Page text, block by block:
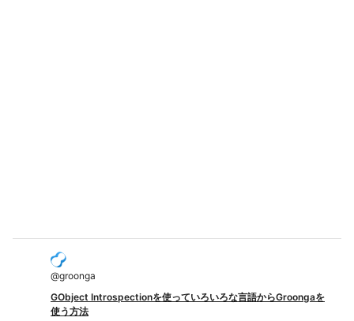
@groonga
GObject Introspectionを使っていろいろな言語からGroongaを
使う方法